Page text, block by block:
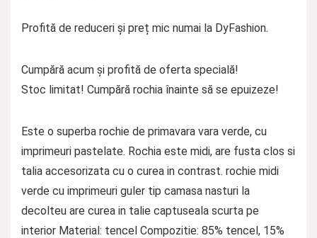
Profită de reduceri și preț mic numai la DyFashion.
Cumpără acum și profită de oferta specială!
Stoc limitat! Cumpără rochia înainte să se epuizeze!
Este o superba rochie de primavara vara verde, cu
imprimeuri pastelate. Rochia este midi, are fusta clos si
talia accesorizata cu o curea in contrast. rochie midi
verde cu imprimeuri guler tip camasa nasturi la
decolteu are curea in talie captuseala scurta pe
interior Material: tencel Compozitie: 85% tencel, 15%